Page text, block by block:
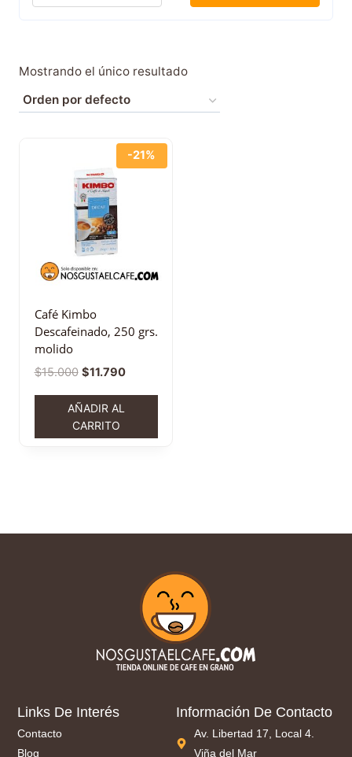
Mostrando el único resultado
-21%
Café Kimbo
Descafeinado, 250 grs.
molido
$15.000 $11.790
AÑADIR AL
CARRITO
Links De Interés
Contacto
Blog
Información De Contacto
Av. Libertad 17, Local 4.
Viña del Mar